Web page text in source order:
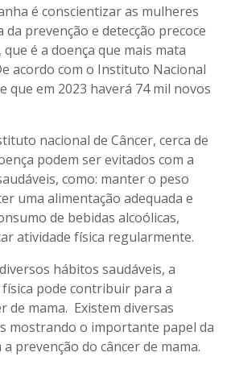
é conscientizar as mulheres
prevenção e detecção precoce
é a doença que mais mata
acordo com o Instituto Nacional
que em 2023 haverá 74 mil novos
nacional de Câncer, cerca de
podem ser evitados com a
como: manter o peso
uma alimentação adequada e
de bebidas alcoólicas,
atividade física regularmente.
hábitos saudáveis, a
pode contribuir para a
de mama. Existem diversas
mostrando o importante papel da
prevenção do câncer de mama.